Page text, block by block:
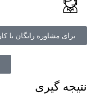
برای مشاوره رایگان با
نتیجه گیری